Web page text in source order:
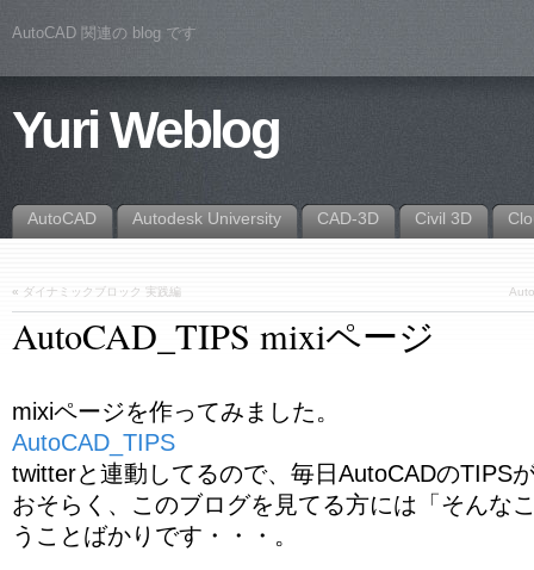
AutoCAD 関連の blog です
Yuri Weblog
AutoCAD Autodesk University CAD-3D Civil 3D
« ダイナミックブロック 実践編
AutoCAD_TIPS mixiページ
mixiページを作ってみました。
AutoCAD_TIPS
twitterと連動してるので、毎日AutoCADのTIPS
おそらく、このブログを見てる方には「そんな
うことばかりです・・・。